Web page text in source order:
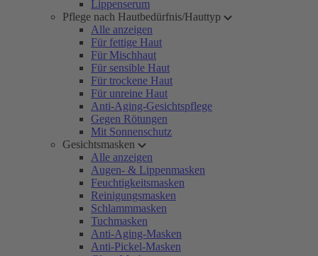
Lippenserum
Pflege nach Hautbedürfnis/Hauttyp
Alle anzeigen
Für fettige Haut
Für Mischhaut
Für sensible Haut
Für trockene Haut
Für unreine Haut
Anti-Aging-Gesichtspflege
Gegen Rötungen
Mit Sonnenschutz
Gesichtsmasken
Alle anzeigen
Augen- & Lippenmasken
Feuchtigkeitsmasken
Reinigungsmasken
Schlammmasken
Tuchmasken
Anti-Aging-Masken
Anti-Pickel-Masken